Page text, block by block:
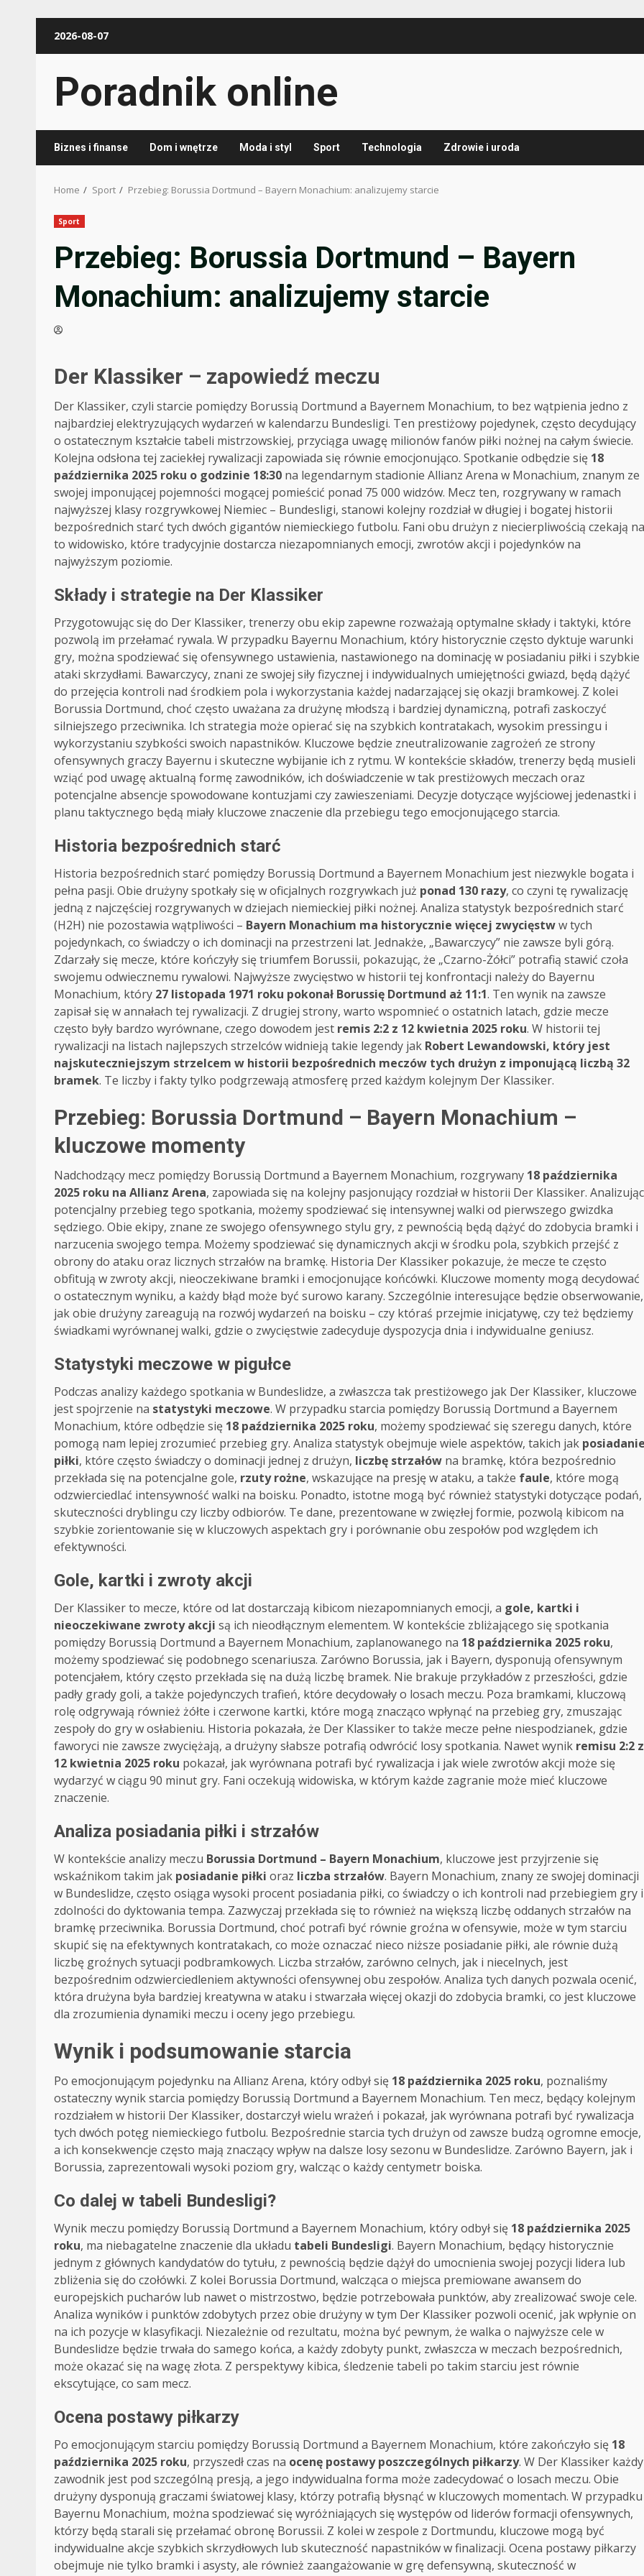
2026-08-07
Poradnik online
Biznes i finanse Dom i wnętrze Moda i styl Sport Technologia Zdrowie i uroda
Home Sport Przebieg: Borussia Dortmund – Bayern Monachium: analizujemy starcie
Sport
Przebieg: Borussia Dortmund – Bayern
Monachium: analizujemy starcie
Der Klassiker – zapowiedź meczu
Der Klassiker, czyli starcie pomiędzy Borussią Dortmund a Bayernem Monachium, to bez wątpienia jedno z
najbardziej elektryzujących wydarzeń w kalendarzu Bundesligi. Ten prestiżowy pojedynek, często decydujący
o ostatecznym kształcie tabeli mistrzowskiej, przyciąga uwagę milionów fanów piłki nożnej na całym świecie.
Kolejna odsłona tej zaciekłej rywalizacji zapowiada się równie emocjonująco. Spotkanie odbędzie się 18
października 2025 roku o godzinie 18:30 na legendarnym stadionie Allianz Arena w Monachium, znanym ze
swojej imponującej pojemności mogącej pomieścić ponad 75 000 widzów. Mecz ten, rozgrywany w ramach
najwyższej klasy rozgrywkowej Niemiec – Bundesligi, stanowi kolejny rozdział w długiej i bogatej historii
bezpośrednich starć tych dwóch gigantów niemieckiego futbolu. Fani obu drużyn z niecierpliwością czekają na
to widowisko, które tradycyjnie dostarcza niezapomnianych emocji, zwrotów akcji i pojedynków na
najwyższym poziomie.
Składy i strategie na Der Klassiker
Przygotowując się do Der Klassiker, trenerzy obu ekip zapewne rozważają optymalne składy i taktyki, które
pozwolą im przełamać rywala. W przypadku Bayernu Monachium, który historycznie często dyktuje warunki
gry, można spodziewać się ofensywnego ustawienia, nastawionego na dominację w posiadaniu piłki i szybkie
ataki skrzydłami. Bawarczycy, znani ze swojej siły fizycznej i indywidualnych umiejętności gwiazd, będą dążyć
do przejęcia kontroli nad środkiem pola i wykorzystania każdej nadarzającej się okazji bramkowej. Z kolei
Borussia Dortmund, choć często uważana za drużynę młodszą i bardziej dynamiczną, potrafi zaskoczyć
silniejszego przeciwnika. Ich strategia może opierać się na szybkich kontratakach, wysokim pressingu i
wykorzystaniu szybkości swoich napastników. Kluczowe będzie zneutralizowanie zagrożeń ze strony
ofensywnych graczy Bayernu i skuteczne wybijanie ich z rytmu. W kontekście składów, trenerzy będą musieli
wziąć pod uwagę aktualną formę zawodników, ich doświadczenie w tak prestiżowych meczach oraz
potencjalne absencje spowodowane kontuzjami czy zawieszeniami. Decyzje dotyczące wyjściowej jedenastki i
planu taktycznego będą miały kluczowe znaczenie dla przebiegu tego emocjonującego starcia.
Historia bezpośrednich starć
Historia bezpośrednich starć pomiędzy Borussią Dortmund a Bayernem Monachium jest niezwykle bogata i
pełna pasji. Obie drużyny spotkały się w oficjalnych rozgrywkach już ponad 130 razy, co czyni tę rywalizację
jedną z najczęściej rozgrywanych w dziejach niemieckiej piłki nożnej. Analiza statystyk bezpośrednich starć
(H2H) nie pozostawia wątpliwości – Bayern Monachium ma historycznie więcej zwycięstww tych
pojedynkach, co świadczy o ich dominacji na przestrzeni lat. Jednakże, „Bawarczycy” nie zawsze byli górą.
Zdarzały się mecze, które kończyły się triumfem Borussii, pokazując, że „Czarno-Żółci” potrafią stawić czoła
swojemu odwiecznemu rywalowi. Najwyższe zwycięstwo w historii tej konfrontacji należy do Bayernu
Monachium, który 27 listopada 1971 roku pokonał Borussię Dortmund aż 11:1. Ten wynik na zawsze
zapisał się w annałach tej rywalizacji. Z drugiej strony, warto wspomnieć o ostatnich latach, gdzie mecze
często były bardzo wyrównane, czego dowodem jest remis 2:2 z 12 kwietnia 2025 roku. W historii tej
rywalizacji na listach najlepszych strzelców widnieją takie legendy jak Robert Lewandowski, który jest
najskuteczniejszym strzelcem w historii bezpośrednich meczów tych drużyn z imponującą liczbą 32
bramek. Te liczby i fakty tylko podgrzewają atmosferę przed każdym kolejnym Der Klassiker.
Przebieg: Borussia Dortmund – Bayern Monachium –
kluczowe momenty
Nadchodzący mecz pomiędzy Borussią Dortmund a Bayernem Monachium, rozgrywany 18 października
2025 roku na Allianz Arena, zapowiada się na kolejny pasjonujący rozdział w historii Der Klassiker. Analizując
potencjalny przebieg tego spotkania, możemy spodziewać się intensywnej walki od pierwszego gwizdka
sędziego. Obie ekipy, znane ze swojego ofensywnego stylu gry, z pewnością będą dążyć do zdobycia bramki i
narzucenia swojego tempa. Możemy spodziewać się dynamicznych akcji w środku pola, szybkich przejść z
obrony do ataku oraz licznych strzałów na bramkę. Historia Der Klassiker pokazuje, że mecze te często
obfitują w zwroty akcji, nieoczekiwane bramki i emocjonujące końcówki. Kluczowe momenty mogą decydować
o ostatecznym wyniku, a każdy błąd może być surowo karany. Szczególnie interesujące będzie obserwowanie,
jak obie drużyny zareagują na rozwój wydarzeń na boisku – czy któraś przejmie inicjatywę, czy też będziemy
świadkami wyrównanej walki, gdzie o zwycięstwie zadecyduje dyspozycja dnia i indywidualne geniusz.
Statystyki meczowe w pigułce
Podczas analizy każdego spotkania w Bundeslidze, a zwłaszcza tak prestiżowego jak Der Klassiker, kluczowe
jest spojrzenie na statystyki meczowe. W przypadku starcia pomiędzy Borussią Dortmund a Bayernem
Monachium, które odbędzie się 18 października 2025 roku, możemy spodziewać się szeregu danych, które
pomogą nam lepiej zrozumieć przebieg gry. Analiza statystyk obejmuje wiele aspektów, takich jak
piłki, które często świadczy o dominacji jednej z drużyn, liczbę strzałów na bramkę, która bezpośrednio
przekłada się na potencjalne gole, rzuty rożne, wskazujące na presję w ataku, a także faule, które mogą
odzwierciedlać intensywność walki na boisku. Ponadto, istotne mogą być również statystyki dotyczące podań,
skuteczności dryblingu czy liczby odbiorów. Te dane, prezentowane w zwięzłej formie, pozwolą kibicom na
szybkie zorientowanie się w kluczowych aspektach gry i porównanie obu zespołów pod względem ich
efektywności.
Gole, kartki i zwroty akcji
Der Klassiker to mecze, które od lat dostarczają kibicom niezapomnianych emocji, a gole, kartki i
nieoczekiwane zwroty akcji są ich nieodłącznym elementem. W kontekście zbliżającego się spotkania
pomiędzy Borussią Dortmund a Bayernem Monachium, zaplanowanego na 18 października 2025 roku,
możemy spodziewać się podobnego scenariusza. Zarówno Borussia, jak i Bayern, dysponują ofensywnym
potencjałem, który często przekłada się na dużą liczbę bramek. Nie brakuje przykładów z przeszłości, gdzie
padły grady goli, a także pojedynczych trafień, które decydowały o losach meczu. Poza bramkami, kluczową
rolę odgrywają również żółte i czerwone kartki, które mogą znacząco wpłynąć na przebieg gry, zmuszając
zespoły do gry w osłabieniu. Historia pokazała, że Der Klassiker to także mecze pełne niespodzianek, gdzie
faworyci nie zawsze zwyciężają, a drużyny słabsze potrafią odwrócić losy spotkania. Nawet wynik remisu 2:2 z
12 kwietnia 2025 roku pokazał, jak wyrównana potrafi być rywalizacja i jak wiele zwrotów akcji może się
wydarzyć w ciągu 90 minut gry. Fani oczekują widowiska, w którym każde zagranie może mieć kluczowe
znaczenie.
Analiza posiadania piłki i strzałów
W kontekście analizy meczu Borussia Dortmund – Bayern Monachium, kluczowe jest przyjrzenie się
wskaźnikom takim jak posiadanie piłki oraz liczba strzałów. Bayern Monachium, znany ze swojej dominacji
w Bundeslidze, często osiąga wysoki procent posiadania piłki, co świadczy o ich kontroli nad przebiegiem gry i
zdolności do dyktowania tempa. Zazwyczaj przekłada się to również na większą liczbę oddanych strzałów na
bramkę przeciwnika. Borussia Dortmund, choć potrafi być równie groźna w ofensywie, może w tym starciu
skupić się na efektywnych kontratakach, co może oznaczać nieco niższe posiadanie piłki, ale równie dużą
liczbę groźnych sytuacji podbramkowych. Liczba strzałów, zarówno celnych, jak i niecelnych, jest
bezpośrednim odzwierciedleniem aktywności ofensywnej obu zespołów. Analiza tych danych pozwala ocenić,
która drużyna była bardziej kreatywna w ataku i stwarzała więcej okazji do zdobycia bramki, co jest kluczowe
dla zrozumienia dynamiki meczu i oceny jego przebiegu.
Wynik i podsumowanie starcia
Po emocjonującym pojedynku na Allianz Arena, który odbył się 18 października 2025 roku, poznaliśmy
ostateczny wynik starcia pomiędzy Borussią Dortmund a Bayernem Monachium. Ten mecz, będący kolejnym
rozdziałem w historii Der Klassiker, dostarczył wielu wrażeń i pokazał, jak wyrównana potrafi być rywalizacja
tych dwóch potęg niemieckiego futbolu. Bezpośrednie starcia tych drużyn od zawsze budzą ogromne emocje,
a ich konsekwencje często mają znaczący wpływ na dalsze losy sezonu w Bundeslidze. Zarówno Bayern, jak i
Borussia, zaprezentowali wysoki poziom gry, walcząc o każdy centymetr boiska.
Co dalej w tabeli Bundesligi?
Wynik meczu pomiędzy Borussią Dortmund a Bayernem Monachium, który odbył się 18 października 2025
roku, ma niebagatelne znaczenie dla układu tabeli Bundesligi. Bayern Monachium, będący historycznie
jednym z głównych kandydatów do tytułu, z pewnością będzie dążył do umocnienia swojej pozycji lidera lub
zbliżenia się do czołówki. Z kolei Borussia Dortmund, walcząca o miejsca premiowane awansem do
europejskich pucharów lub nawet o mistrzostwo, będzie potrzebowała punktów, aby zrealizować swoje cele.
Analiza wyników i punktów zdobytych przez obie drużyny w tym Der Klassiker pozwoli ocenić, jak wpłynie on
na ich pozycje w klasyfikacji. Niezależnie od rezultatu, można być pewnym, że walka o najwyższe cele w
Bundeslidze będzie trwała do samego końca, a każdy zdobyty punkt, zwłaszcza w meczach bezpośrednich,
może okazać się na wagę złota. Z perspektywy kibica, śledzenie tabeli po takim starciu jest równie
ekscytujące, co sam mecz.
Ocena postawy piłkarzy
Po emocjonującym starciu pomiędzy Borussią Dortmund a Bayernem Monachium, które zakończyło się 18
października 2025 roku, przyszedł czas na ocenę postawy poszczególnych piłkarzy. W Der Klassiker każdy
zawodnik jest pod szczególną presją, a jego indywidualna forma może zadecydować o losach meczu. Obie
drużyny dysponują graczami światowej klasy, którzy potrafią błysnąć w kluczowych momentach. W przypadku
Bayernu Monachium, można spodziewać się wyróżniających się występów od liderów formacji ofensywnych,
którzy będą starali się przełamać obronę Borussii. Z kolei w zespole z Dortmundu, kluczowe mogą być
indywidualne akcje szybkich skrzydłowych lub skuteczność napastników w finalizacji. Ocena postawy piłkarzy
obejmuje nie tylko bramki i asysty, ale również zaangażowanie w grę defensywną, skuteczność w